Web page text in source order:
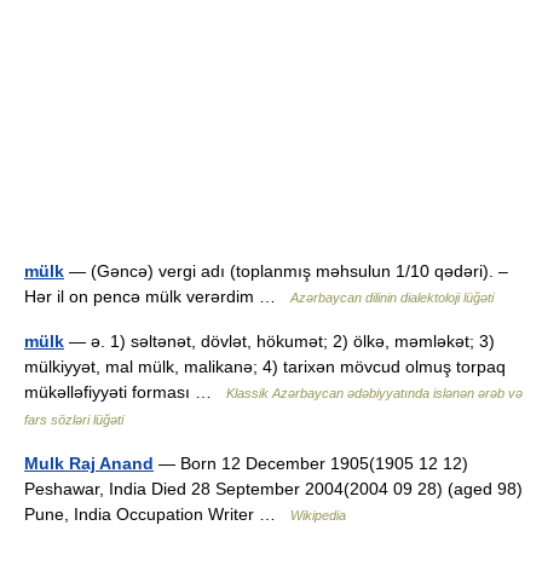
mülk — (Gəncə) vergi adı (toplanmış məhsulun 1/10 qədəri). –
Hər il on pencə mülk verərdim …
Azərbaycan dilinin dialektoloji lüğəti
mülk — ə. 1) səltənət, dövlət, hökumət; 2) ölkə, məmləkət; 3)
mülkiyyət, mal mülk, malikanə; 4) tarixən mövcud olmuş torpaq
mükəlləfiyyəti forması …
Klassik Azərbaycan ədəbiyyatında islənən ərəb və
fars sözləri lüğəti
Mulk Raj Anand — Born 12 December 1905(1905 12 12)
Peshawar, India Died 28 September 2004(2004 09 28) (aged 98)
Pune, India Occupation Writer …
Wikipedia